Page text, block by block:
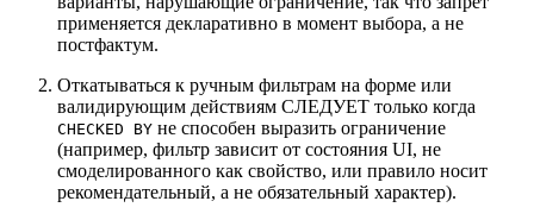
применяется декларативно в момент выбора, а не
постфактум.
Откатываться к ручным фильтрам на форме или
валидирующим действиям СЛЕДУЕТ только когда
CHECKED BY не способен выразить ограничение
(например, фильтр зависит от состояния UI, не
смоделированного как свойство, или правило носит
рекомендательный, а не обязательный характер).